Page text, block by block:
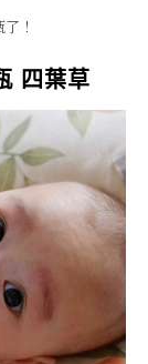
！
四葉草